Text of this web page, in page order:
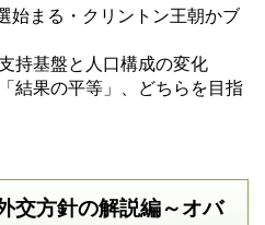
始まる・クリントン王朝かブ
持基盤と人口構成の変化
結果の平等」、どちらを目指
交方針の解説編～オバ